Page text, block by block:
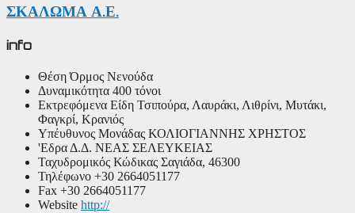
ΣΚΑΛΩΜΑ Α.Ε.
info
Θέση Όρμος Νενούδα
Δυναμικότητα 400 τόνοι
Εκτρεφόμενα Είδη Τσιπούρα, Λαυράκι, Λιθρίνι, Μυτάκι,
Φαγκρί, Κρανιός
Υπέυθυνος Μονάδας ΚΟΛΙΟΓΙΑΝΝΗΣ ΧΡΗΣΤΟΣ
'Εδρα Δ.Δ. ΝΕΑΣ ΣΕΛΕΥΚΕΙΑΣ
Ταχυδρομικός Κώδικας Σαγιάδα, 46300
Τηλέφωνο +30 2664051177
Fax +30 2664051177
Website http://